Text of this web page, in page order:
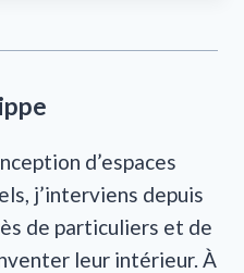
d’espaces
j’interviens depuis
de particuliers et de
leur intérieur. À